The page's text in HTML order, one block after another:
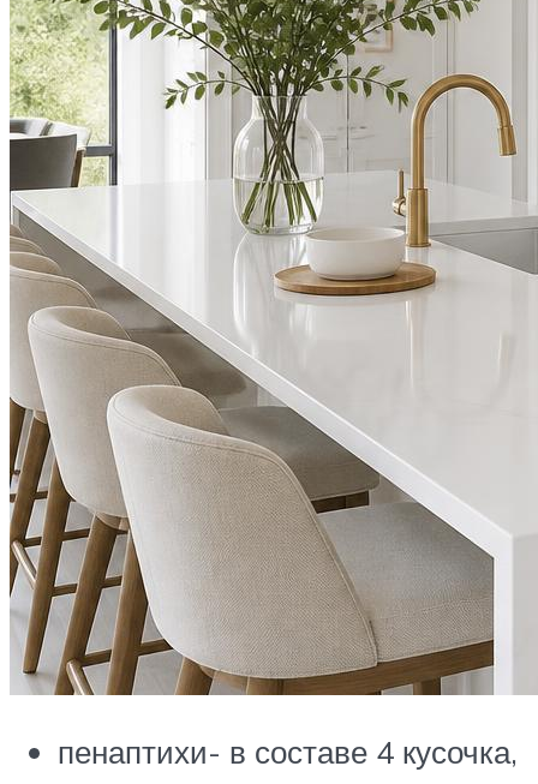
пенаптихи- в составе 4 кусочка,